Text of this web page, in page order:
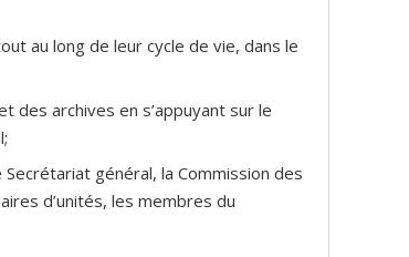
au long de leur cycle de vie, dans le
des archives en s’appuyant sur le
général, la Commission des
d’unités, les membres du